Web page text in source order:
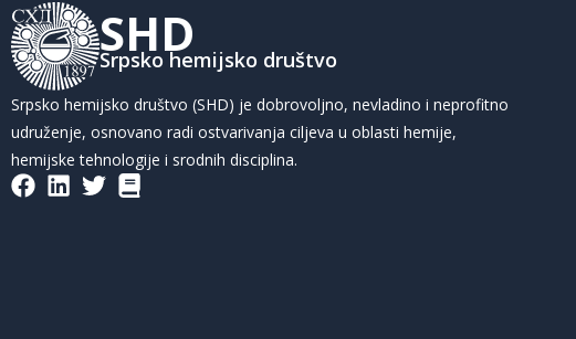
SHD
Srpsko hemijsko društvo
Srpsko hemijsko društvo (SHD) je dobrovoljno, nevladino i neprofitno
udruženje, osnovano radi ostvarivanja ciljeva u oblasti hemije,
hemijske tehnologije i srodnih disciplina.